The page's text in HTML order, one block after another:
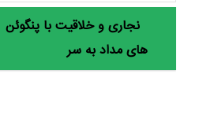
نجاری و خلاقیت با پنگوئن
های مداد به سر